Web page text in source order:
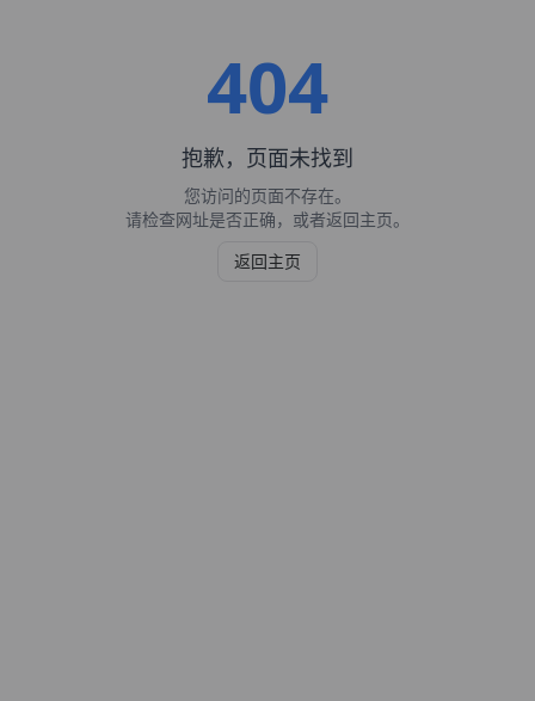
404
抱歉，页面未找到
您访问的页面不存在。
请检查网址是否正确，或者返回主页。
返回主页